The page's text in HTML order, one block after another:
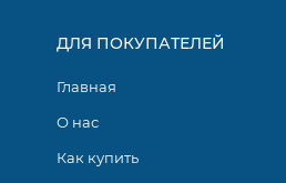
ДЛЯ ПОКУПАТЕЛЕЙ
Главная
О нас
Как купить